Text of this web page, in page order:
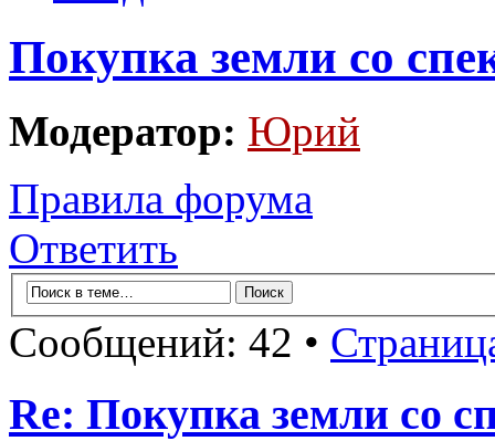
Покупка земли со
Модератор: Юрий
Правила форума
Ответить
Сообщений: 42 •
Re: Покупка земли со